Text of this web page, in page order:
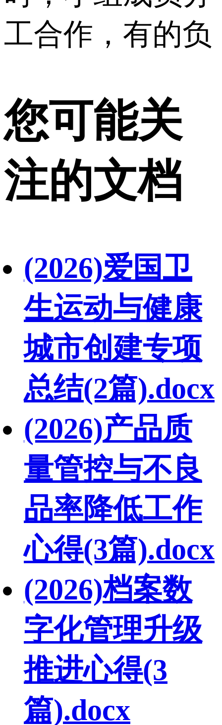
工合作，有的负
您可能关
注的文档
(2026)爱国卫
生运动与健康
城市创建专项
总结(2篇).docx
(2026)产品质
量管控与不良
品率降低工作
心得(3篇).docx
(2026)档案数
字化管理升级
推进心得(3
篇).docx